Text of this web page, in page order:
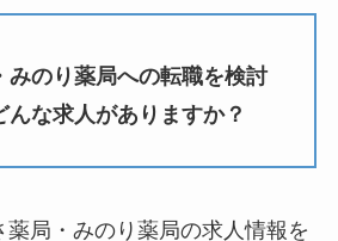
みのり薬局への転職を検討
んな求人がありますか？
局・みのり薬局の求人情報を